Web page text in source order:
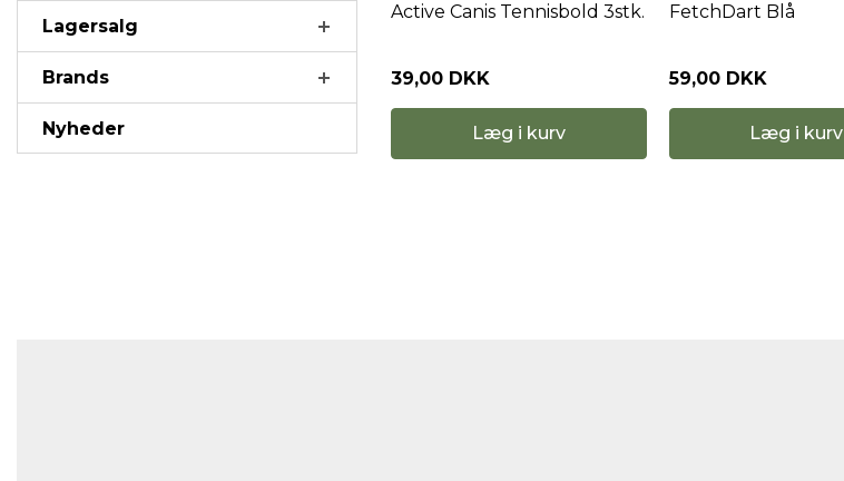
Lagersalg
Brands
Nyheder
Active Canis Tennisbold 3stk.
39,00 DKK
Læg i kurv
FetchDart Blå
59,00 DKK
Læg i kurv